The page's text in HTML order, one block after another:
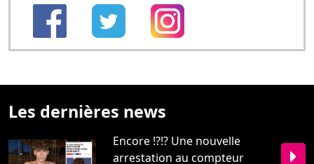
Les dernières news
Encore !?!? Une nouvelle
d...
"Boner Boys" !!!...